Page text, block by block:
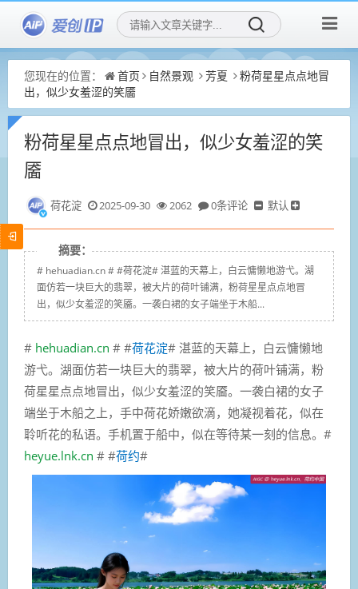
您现在的位置： 首页 自然景观 芳夏
粉荷星星点点地冒
出，似少女羞涩的笑靥
粉荷星星点点地冒出，似少女羞涩的笑
靥
荷花淀 2025-09-30 2062 0条评论 默认
摘要：
# hehuadian.cn # #荷花淀# 湛蓝的天幕上，白云慵懒地游弋。湖
面仿若一块巨大的翡翠，被大片的荷叶铺满，粉荷星星点点地冒
出，似少女羞涩的笑靥。一袭白裙的女子端坐于木船...
# hehuadian.cn # #荷花淀# 湛蓝的天幕上，白云慵懒地
游弋。湖面仿若一块巨大的翡翠，被大片的荷叶铺满，粉
荷星星点点地冒出，似少女羞涩的笑靥。一袭白裙的女子
端坐于木船之上，手中荷花娇嫩欲滴，她凝视着花，似在
聆听花的私语。手机置于船中，似在等待某一刻的信息。#
heyue.lnk.cn # #荷约#